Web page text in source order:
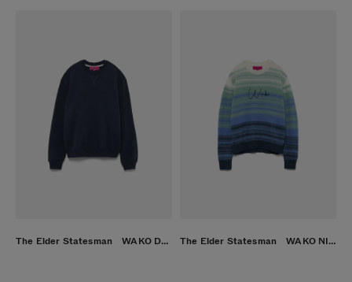
The Elder Statesman WAKO DAILY SPRAY CREW NATURAL NAVY The Elder Statesman WAKO NIMBUS OMBRE CREW NATURAL OMBRE BLUE